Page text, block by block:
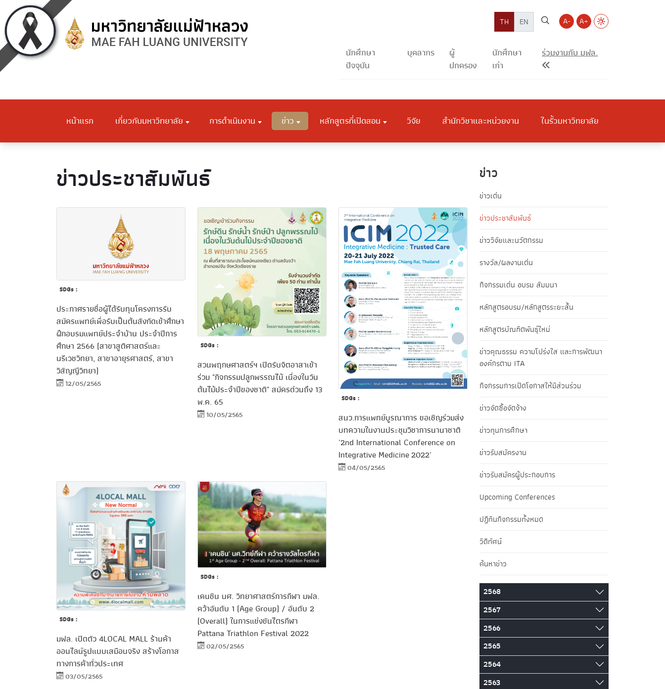
TH EN A- A+
นักศึกษา
ปัจจุบัน
บุคลากร
ผู้
ปกครอง
นักศึกษา
เก่า
ร่วมงานกับ มฟล.
หน้าแรก เกี่ยวกับมหาวิทยาลัย การดำเนินงาน ข่าว หลักสูตรที่เปิดสอน วิจัย สำนักวิชาและหน่วยงาน ในรั้วมหาวิทยาลัย
ข่าวประชาสัมพันธ์
SDGs :
ประกาศรายชื่อผู้ได้รับทุนโครงการรับ
สมัครแพทย์เพื่อรับเป็นต้นสังกัดเข้าศึกษา
ฝึกอบรมแพทย์ประจำบ้าน ประจำปีการ
ศึกษา 2566 (สาขาสูติศาสตร์และ
นรีเวชวิทยา, สาขาอายุรศาสตร์, สาขา
วิสัญญีวิทยา)
12/05/2565
SDGs :
สวนพฤกษศาสตร์ฯ เปิดรับจิตอาสาเข้า
ร่วม "กิจกรรมปลูกพรรณไม้ เนื่องในวัน
ต้นไม้ประจำปีของชาติ" สมัครด่วนถึง 13
พ.ค. 65
10/05/2565
SDGs :
สนว.การแพทย์บูรณาการ ขอเชิญร่วมส่ง
บทความในงานประชุมวิชาการนานาชาติ
'2nd International Conference on
Integrative Medicine 2022'
04/05/2565
SDGs :
มฟล. เปิดตัว 4LOCAL MALL ร้านค้า
ออนไลน์รูปแบบเสมือนจริง สร้างโอกาส
ทางการค้าทั่วประเทศ
03/05/2565
SDGs :
เคนชิน นศ. วิทยาศาสตร์การกีฬา มฟล.
คว้าอันดับ 1 (Age Group) / อันดับ 2
(Overall) ในการแข่งขันไตรกีฬา
Pattana Triathlon Festival 2022
02/05/2565
ข่าว
ข่าวเด่น
ข่าวประชาสัมพันธ์
ข่าววิจัยและนวัตกรรม
รางวัล/ผลงานเด่น
กิจกรรมเด่น อบรม สัมมนา
หลักสูตรอบรม/หลักสูตรระยะสั้น
หลักสูตรบัณฑิตพันธุ์ใหม่
ข่าวคุณธรรม ความโปร่งใส และการพัฒนา
องค์กรตาม ITA
กิจกรรมการเปิดโอกาสให้มีส่วนร่วม
ข่าวจัดซื้อจัดจ้าง
ข่าวทุนการศึกษา
ข่าวรับสมัครงาน
ข่าวรับสมัครผู้ประกอบการ
Upcoming Conferences
ปฏิทินกิจกรรมทั้งหมด
วิดีทัศน์
ค้นหาข่าว
2568
2567
2566
2565
2564
2563